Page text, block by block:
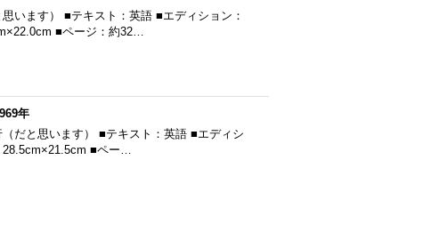
います） ■テキスト：英語 ■エディション：
■ページ：約32…
年
だと思います） ■テキスト：英語 ■エディシ
28.5cm×21.5cm ■ペー…